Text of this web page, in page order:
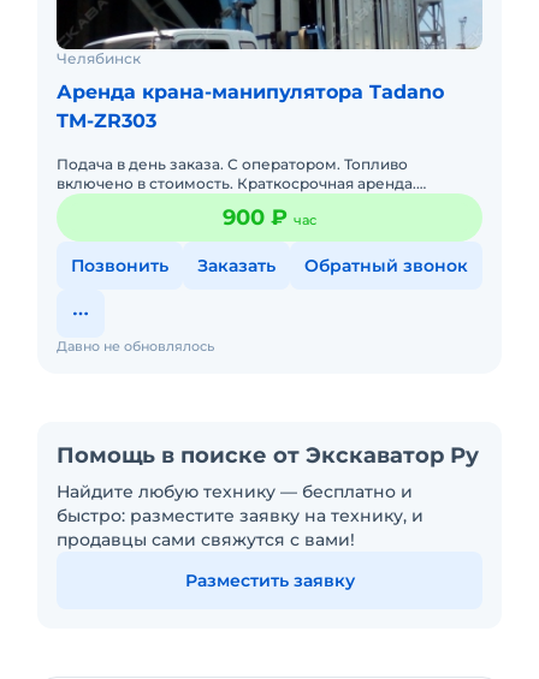
Челябинск
Аренда крана-манипулятора Tadano
TM-ZR303
Подача в день заказа. С оператором. Топливо
включено в стоимость. Краткосрочная аренда.
Долгосрочная аренда. Бесплатная доставка на место.
900 ₽ час
Позвонить Заказать Обратный звонок
Давно не обновлялось
Помощь в поиске от Экскаватор Ру
Найдите любую технику — бесплатно и
быстро: разместите заявку на технику, и
продавцы сами свяжутся с вами!
Разместить заявку